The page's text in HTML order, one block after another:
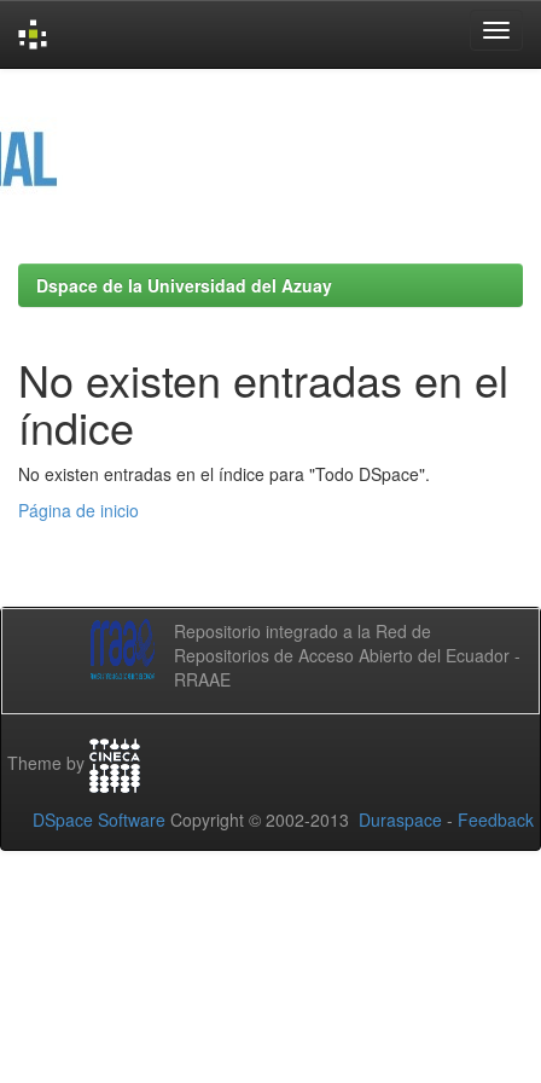
Dspace de la Universidad del Azuay
No existen entradas en el
índice
No existen entradas en el índice para "Todo DSpace".
Página de inicio
Repositorio integrado a la Red de
Repositorios de Acceso Abierto del Ecuador -
RRAAE
Theme by
DSpace Software Copyright © 2002-2013 Duraspace - Feedback